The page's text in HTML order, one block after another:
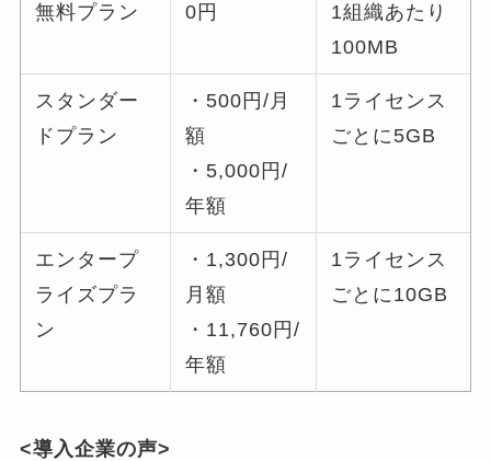
無料プラン 0円
1組織あたり
100MB
スタンダー
ドプラン
・500円/月
額
・5,000円/
年額
1ライセンス
ごとに5GB
エンタープ
ライズプラ
ン
・1,300円/
月額
・11,760円/
年額
1ライセンス
ごとに10GB
<導入企業の声>